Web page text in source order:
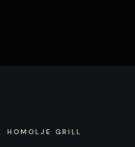
HOMOLJE GRILL